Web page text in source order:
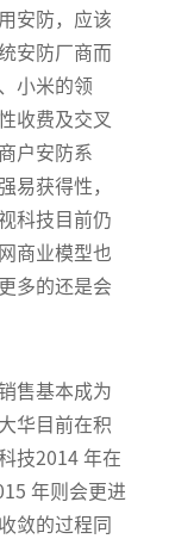
安防，应该
安防厂商而
小米的领
收费及交叉
户安防系
易获得性，
科技目前仍
商业模型也
多的还是会
售基本成为
华目前在积
技2014 年在
年则会更进
敛的过程同